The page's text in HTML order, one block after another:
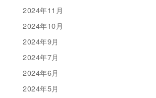
2024年11月
2024年10月
2024年9月
2024年7月
2024年6月
2024年5月